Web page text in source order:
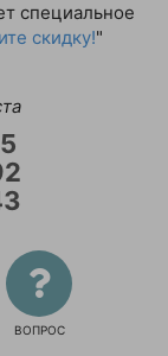
специальное
скидку!"
ВОПРОС